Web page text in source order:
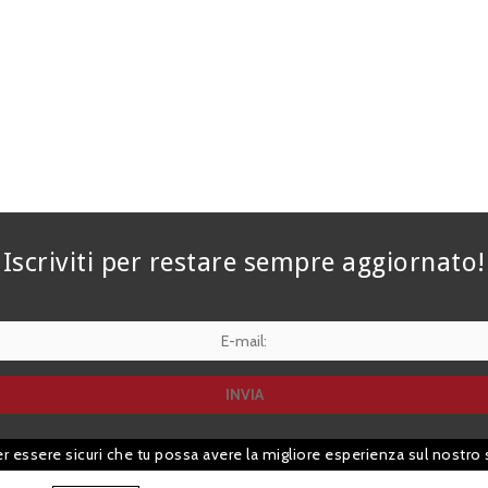
Iscriviti per restare sempre aggiornato!
essere sicuri che tu possa avere la migliore esperienza sul nostro